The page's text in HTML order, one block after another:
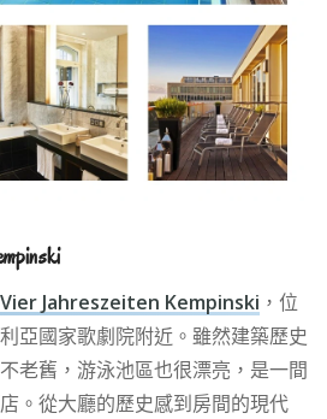
Jahreszeiten Kempinski ，位
亞國家歌劇院附近。雖然建築歷史
老舊，游泳池區也很漂亮，是一間
。從大廳的歷史感到房間的現代